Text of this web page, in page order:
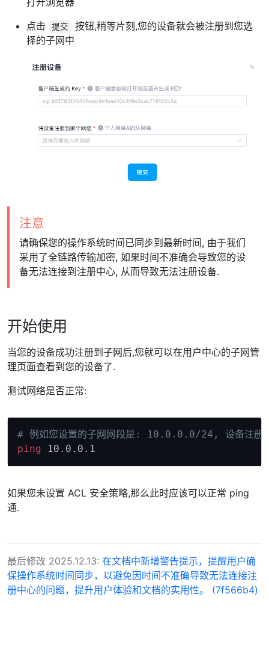
点击
提交
按钮,稍等片刻,您的设备就会被注册到您选
择的子网中
注意
请确保您的操作系统时间已同步到最新时间, 由于我们
采用了全链路传输加密, 如果时间不准确会导致您的设
备无法连接到注册中心, 从而导致无法注册设备.
开始使用
当您的设备成功注册到子网后,您就可以在用户中心的子网管
理页面查看到您的设备了.
测试网络是否正常:
# 例如您设置的子网网段是: 10.0.0.0/24, 设备注
ping
10.0
Copy
如果您未设置 ACL 安全策略,那么此时应该可以正常 ping
通.
最后修改 2025.12.13: 在文档中新增警告提示，提醒用户确
保操作系统时间同步，以避免因时间不准确导致无法连接注
册中心的问题，提升用户体验和文档的实用性。 (7f566b4)